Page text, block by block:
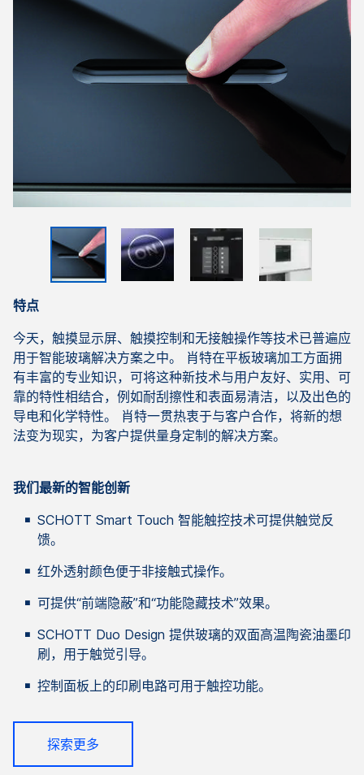
特点
今天，触摸显示屏、触摸控制和无接触操作等技术已普遍应
用于智能玻璃解决方案之中。 肖特在平板玻璃加工方面拥
有丰富的专业知识，可将这种新技术与用户友好、实用、可
靠的特性相结合，例如耐刮擦性和表面易清洁，以及出色的
导电和化学特性。 肖特一贯热衷于与客户合作，将新的想
法变为现实，为客户提供量身定制的解决方案。
我们最新的智能创新
SCHOTT Smart Touch 智能触控技术可提供触觉反
馈。
红外透射颜色便于非接触式操作。
可提供“前端隐蔽”和“功能隐藏技术”效果。
SCHOTT Duo Design 提供玻璃的双面高温陶瓷油墨印
刷，用于触觉引导。
控制面板上的印刷电路可用于触控功能。
探索更多